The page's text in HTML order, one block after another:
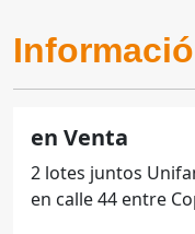
en Venta
2 lotes juntos
en calle 44 entre